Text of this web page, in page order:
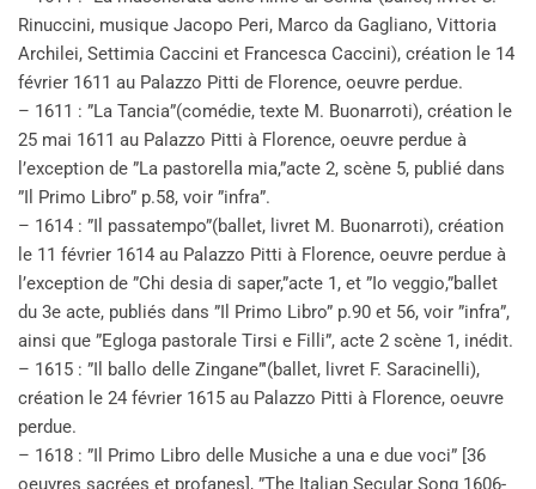
Rinuccini, musique Jacopo Peri, Marco da Gagliano, Vittoria
Archilei, Settimia Caccini et Francesca Caccini), création le 14
février 1611 au Palazzo Pitti de Florence, oeuvre perdue.
– 1611 : ”La Tancia”(comédie, texte M. Buonarroti), création le
25 mai 1611 au Palazzo Pitti à Florence, oeuvre perdue à
l’exception de ”La pastorella mia,”acte 2, scène 5, publié dans
”Il Primo Libro” p.58, voir ”infra”.
– 1614 : ”Il passatempo”(ballet, livret M. Buonarroti), création
le 11 février 1614 au Palazzo Pitti à Florence, oeuvre perdue à
l’exception de ”Chi desia di saper,”acte 1, et ”Io veggio,”ballet
du 3e acte, publiés dans ”Il Primo Libro” p.90 et 56, voir ”infra”,
ainsi que ”Egloga pastorale Tirsi e Filli”, acte 2 scène 1, inédit.
– 1615 : ”Il ballo delle Zingane”'(ballet, livret F. Saracinelli),
création le 24 février 1615 au Palazzo Pitti à Florence, oeuvre
perdue.
– 1618 : ”Il Primo Libro delle Musiche a una e due voci” [36
oeuvres sacrées et profanes], ”The Italian Secular Song 1606-